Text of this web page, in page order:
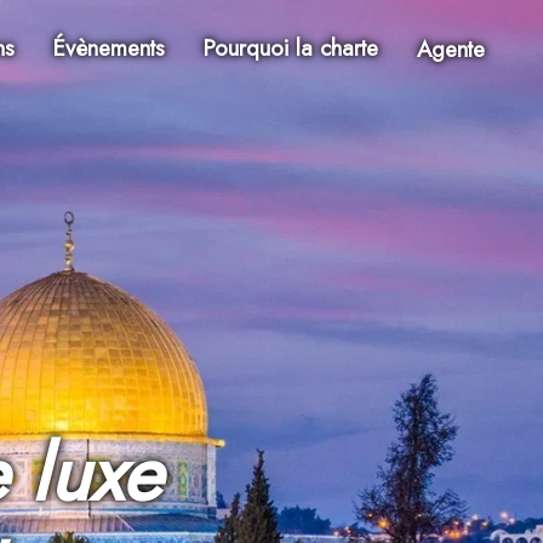
Évènements Pourquoi la charte Agente
luxe